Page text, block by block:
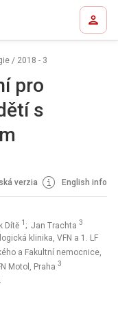
/ 2018 - 3
pro
s
verzia English info
Dítě 1 ; Jan Trachta 3
klinika, VFN a 1. LF
a Fakultní nemocnice,
Motol, Praha 3